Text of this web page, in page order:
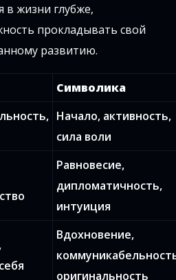
в жизни глубже,
прокладывать свой
развитию.
Символика
Начало, активность,
сила воли
Равновесие,
дипломатичность,
интуиция
Вдохновение,
оригинальность